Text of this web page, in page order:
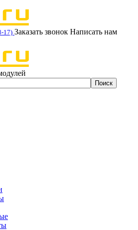
17) Заказать звонок Написать нам